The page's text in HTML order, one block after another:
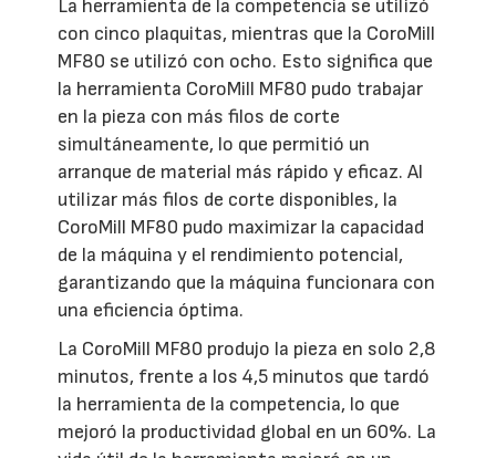
La herramienta de la competencia se utilizó
con cinco plaquitas, mientras que la CoroMill
MF80 se utilizó con ocho. Esto significa que
la herramienta CoroMill MF80 pudo trabajar
en la pieza con más filos de corte
simultáneamente, lo que permitió un
arranque de material más rápido y eficaz. Al
utilizar más filos de corte disponibles, la
CoroMill MF80 pudo maximizar la capacidad
de la máquina y el rendimiento potencial,
garantizando que la máquina funcionara con
una eficiencia óptima.
La CoroMill MF80 produjo la pieza en solo 2,8
minutos, frente a los 4,5 minutos que tardó
la herramienta de la competencia, lo que
mejoró la productividad global en un 60%. La